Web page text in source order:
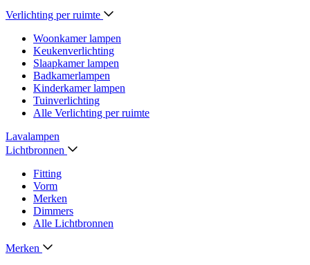
Verlichting per ruimte
Woonkamer lampen
Keukenverlichting
Slaapkamer lampen
Badkamerlampen
Kinderkamer lampen
Tuinverlichting
Alle Verlichting per ruimte
Lavalampen
Lichtbronnen
Fitting
Vorm
Merken
Dimmers
Alle Lichtbronnen
Merken